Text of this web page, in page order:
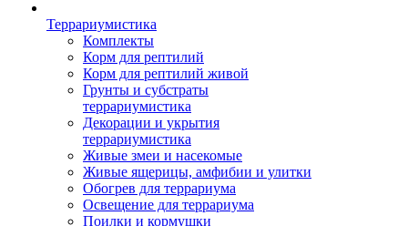
Террариумистика
Комплекты
Корм для рептилий
Корм для рептилий живой
Грунты и субстраты
террариумистика
Декорации и укрытия
террариумистика
Живые змеи и насекомые
Живые ящерицы, амфибии и улитки
Обогрев для террариума
Освещение для террариума
Поилки и кормушки